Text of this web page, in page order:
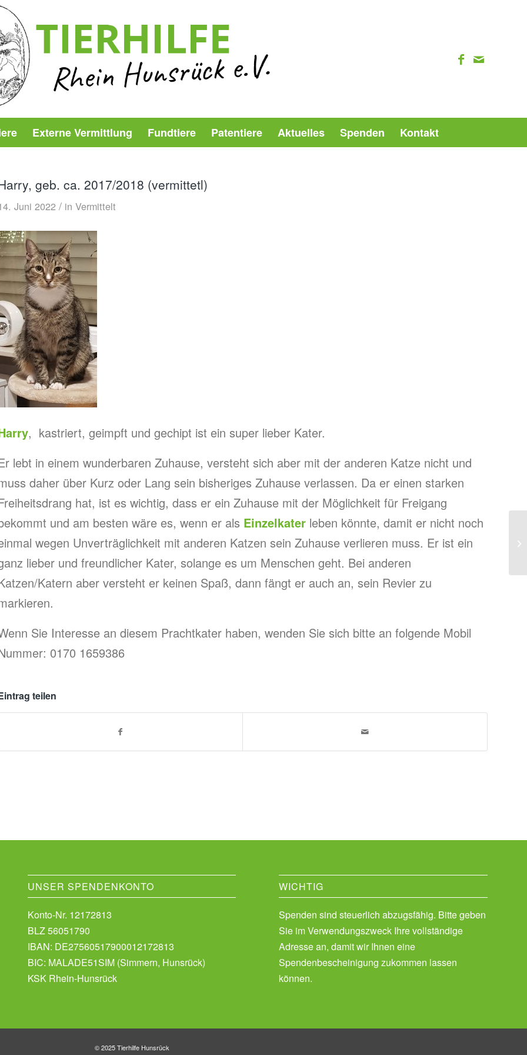
Externe Vermittlung Fundtiere Patentiere Aktuelles Spenden Kontakt
geb. ca. 2017/2018 (vermittetl)
Juni 2022 / in Vermittelt
, kastriert, geimpft und gechipt ist ein super lieber Kater.
lebt in einem wunderbaren Zuhause, versteht sich aber mit der anderen Katze nicht und
daher über Kurz oder Lang sein bisheriges Zuhause verlassen. Da er einen starken
hat, ist es wichtig, dass er ein Zuhause mit der Möglichkeit für Freigang
und am besten wäre es, wenn er als Einzelkaterleben könnte, damit er nicht noch
wegen Unverträglichkeit mit anderen Katzen sein Zuhause verlieren muss. Er ist ein
lieber und freundlicher Kater, solange es um Menschen geht. Bei anderen
Katern aber versteht er keinen Spaß, dann fängt er auch an, sein Revier zu
Sie Interesse an diesem Prachtkater haben, wenden Sie sich bitte an folgende Mobil
0170 1659386
teilen
UNSER SPENDENKONTO
Konto-Nr. 12172813
BLZ 56051790
IBAN: DE27560517900012172813
BIC: MALADE51SIM (Simmern, Hunsrück)
KSK Rhein-Hunsrück
WICHTIG
Spenden sind steuerlich abzugsfähig. Bitte geben
Sie im Verwendungszweck Ihre vollständige
Adresse an, damit wir Ihnen eine
Spendenbescheinigung zukommen lassen
können.
© 2025 Tierhilfe Hunsrück